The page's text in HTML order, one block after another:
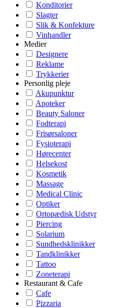
Konditorier
Slagter
Slik & Konfekture
Vinhandler
Medier
Designere
Reklame
Trykkerier
Personlig pleje
Akupunktur
Apoteker
Beauty Saloner
Fodterapi
Frisørsaloner
Fysioterapi
Hørecenter
Helsekost
Kosmetik
Massage
Medical Clinic
Optiker
Ortopædisk Udstyr
Piercing
Solarium
Sundhedsklinikker
Tandklinikker
Tattoo
Zoneterapi
Restaurant & Cafe
Cafe
Pizzaria